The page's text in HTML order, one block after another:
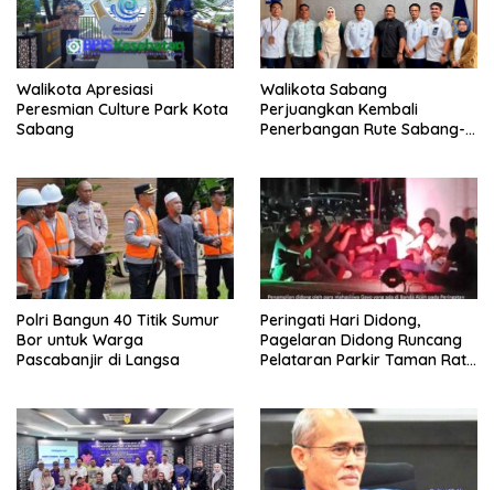
Walikota Apresiasi
Peresmian Culture Park Kota
Sabang
Walikota Sabang
Perjuangkan Kembali
Penerbangan Rute Sabang-
Polri Bangun 40 Titik Sumur
Bor untuk Warga
Pascabanjir di Langsa
Peringati Hari Didong,
Pagelaran Didong Runcang
Pelataran Parkir Taman Ratu